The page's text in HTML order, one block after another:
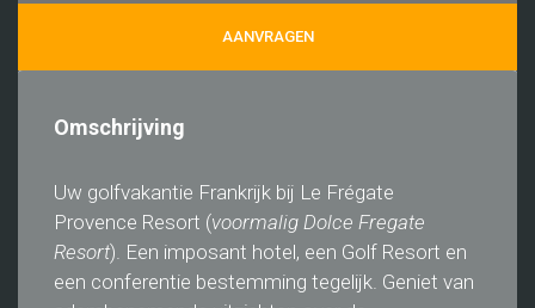
AANVRAGEN
Omschrijving
Uw golfvakantie Frankrijk bij Le Frégate
Provence Resort (voormalig Dolce Fregate
Resort). Een imposant hotel, een Golf Resort en
een conferentie bestemming tegelijk. Geniet van